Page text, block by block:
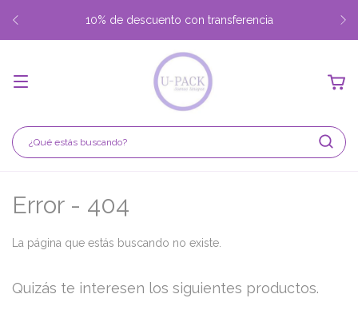
10% de descuento con transferencia
Error - 404
La página que estás buscando no existe.
Quizás te interesen los siguientes productos.